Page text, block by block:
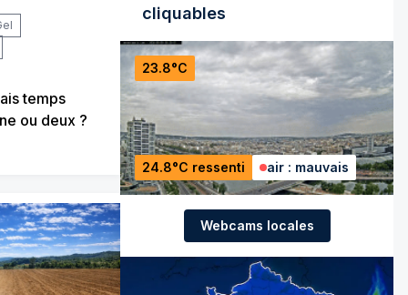
temps
ou deux ?
cliquables
23.8°C
24.8°C ressenti air : mauvais
Webcams locales